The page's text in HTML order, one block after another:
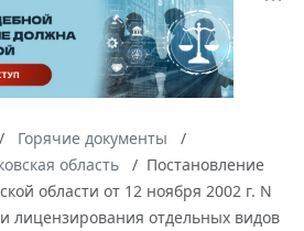
Горячие документы
область
Постановление
области от 12 ноября 2002 г. N
лицензирования отдельных видов